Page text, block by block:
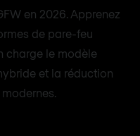
en 2026. Apprenez
de pare-feu
charge le modèle
et la réduction